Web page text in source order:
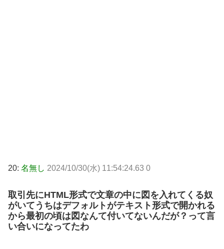
20: 名無し 2024/10/30(水) 11:54:24.63 0
取引先にHTML形式で文章の中に図を入れてくる奴
がいてうちはデフォルトがテキスト形式で開かれる
から最初の頃は図なんて付いてないんだが？って言
い合いになってたわ